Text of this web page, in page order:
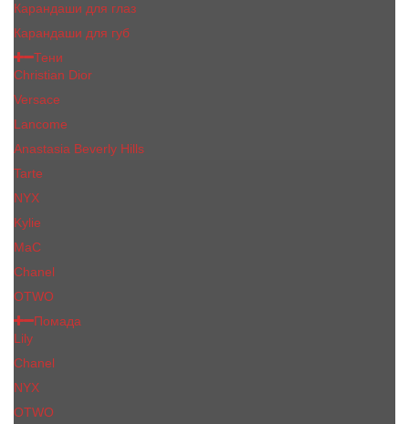
Карандаши для глаз
Карандаши для губ
Тени
Christian Dior
Versace
Lancome
Anastasia Beverly Hills
Tarte
NYX
Kylie
MaC
Сhanеl
OTWO
Помада
Lily
Chanel
NYX
OTWO